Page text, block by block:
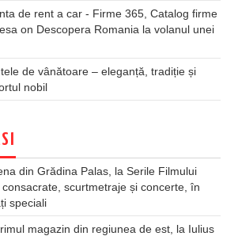
de rent a car - Firme 365, Catalog firme
on Descopera Romania la volanul unei
de vânătoare – eleganță, tradiție și
nobil
din Grădina Palas, la Serile Filmului
scurtmetraje și concerte, în
speciali
magazin din regiunea de est, la Iulius